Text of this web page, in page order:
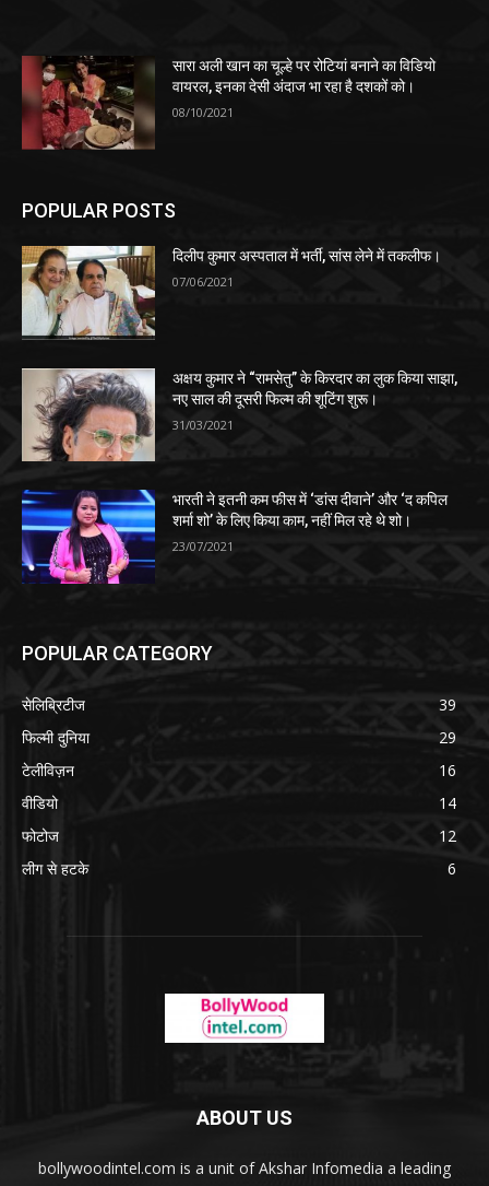
सारा अली खान का चूल्हे पर रोटियां बनाने का विडियो
वायरल, इनका देसी अंदाज भा रहा है दशकों को।
08/10/2021
POPULAR POSTS
दिलीप कुमार अस्पताल में भर्ती, सांस लेने में तकलीफ।
07/06/2021
अक्षय कुमार ने “रामसेतु” के किरदार का लुक किया साझा,
नए साल की दूसरी फिल्म की शूटिंग शुरू।
31/03/2021
भारती ने इतनी कम फीस में ‘डांस दीवाने’ और ‘द कपिल
शर्मा शो’ के लिए किया काम, नहीं मिल रहे थे शो।
23/07/2021
POPULAR CATEGORY
सेलिब्रिटीज
39
फिल्मी दुनिया
29
टेलीविज़न
16
वीडियो
14
फोटोज
12
लीग से हटके
6
ABOUT US
bollywoodintel.com is a unit of Akshar Infomedia a leading